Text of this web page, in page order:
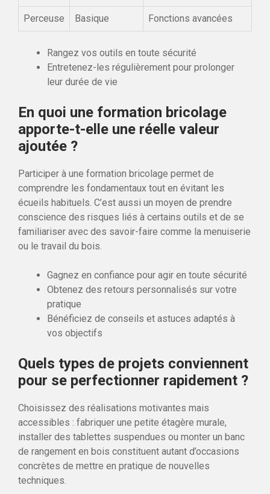
Perceuse Basique Fonctions avancées
Rangez vos outils en toute sécurité
Entretenez-les régulièrement pour prolonger
leur durée de vie
En quoi une formation bricolage
apporte-t-elle une réelle valeur
ajoutée ?
Participer à une formation bricolage permet de
comprendre les fondamentaux tout en évitant les
écueils habituels. C’est aussi un moyen de prendre
conscience des risques liés à certains outils et de se
familiariser avec des savoir-faire comme la menuiserie
ou le travail du bois.
Gagnez en confiance pour agir en toute sécurité
Obtenez des retours personnalisés sur votre
pratique
Bénéficiez de conseils et astuces adaptés à
vos objectifs
Quels types de projets conviennent
pour se perfectionner rapidement ?
Choisissez des réalisations motivantes mais
accessibles : fabriquer une petite étagère murale,
installer des tablettes suspendues ou monter un banc
de rangement en bois constituent autant d’occasions
concrètes de mettre en pratique de nouvelles
techniques.